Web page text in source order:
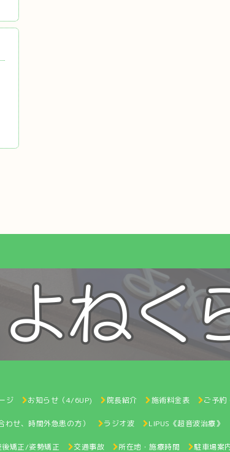
ジ お知らせ（4/6UP) 院長紹介 施術料金表 ご予約
わせ、時間外急患の方） ラジオ波 LIPUS《超音波治療》
後矯正/姿勢矯正 交通事故 所在地・施療時間 駐車場案内